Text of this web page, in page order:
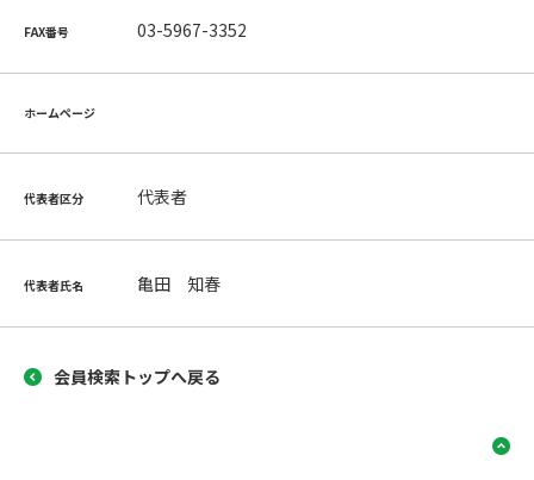
FAX番号 03-5967-3352
ホームページ
代表者区分 代表者
代表者氏名 亀田 知春
会員検索トップへ戻る